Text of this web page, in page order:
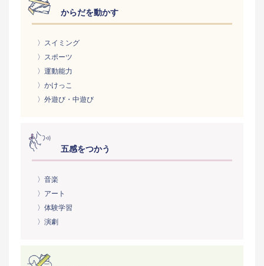
からだを動かす
〉スイミング
〉スポーツ
〉運動能力
〉かけっこ
〉外遊び・中遊び
五感をつかう
〉音楽
〉アート
〉体験学習
〉演劇